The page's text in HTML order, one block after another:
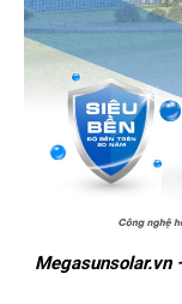
Megasunsolar.vn